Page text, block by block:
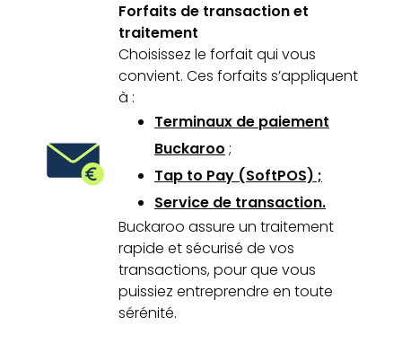
Forfaits de transaction et
traitement
Choisissez le forfait qui vous
convient. Ces forfaits s’appliquent
à :
Terminaux de paiement
Buckaroo ;
Tap to Pay (SoftPOS) ;
Service de transaction.
Buckaroo assure un traitement
rapide et sécurisé de vos
transactions, pour que vous
puissiez entreprendre en toute
sérénité.